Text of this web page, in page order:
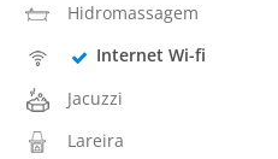
Hidromassagem
Internet Wi-fi
Jacuzzi
Lareira